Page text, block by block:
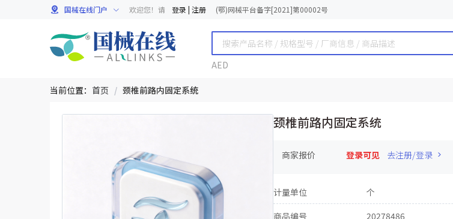
国械在线门户 欢迎您！请 登录 | 注册 (鄂)网械平台备字[2021]第00002号
AED
当前位置： 首页 / 颈椎前路内固定系统
颈椎前路内固定系统
商家报价 登录可见 去注册/登录
计量单位 个
商品编号
20278486